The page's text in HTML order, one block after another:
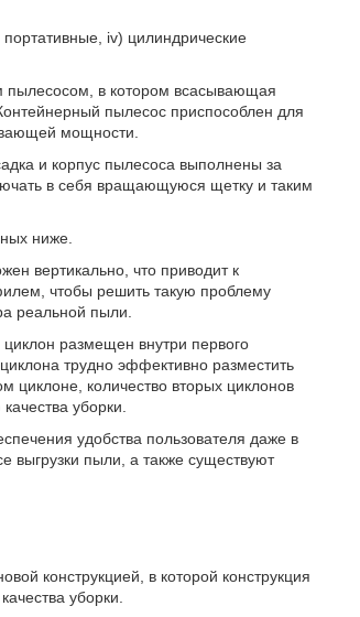
iv) цилиндрические
пылесосом, в котором всасывающая
пылесос приспособлен для
мощности.
и корпус пылесоса выполнены за
в себя вращающуюся щетку и таким
ниже.
вертикально, что приводит к
чтобы решить такую проблему
реальной пыли.
размещен внутри первого
трудно эффективно разместить
циклоне, количество вторых циклонов
уборки.
удобства пользователя даже в
выгрузки пыли, а также существуют
конструкцией, в которой конструкция
уборки.